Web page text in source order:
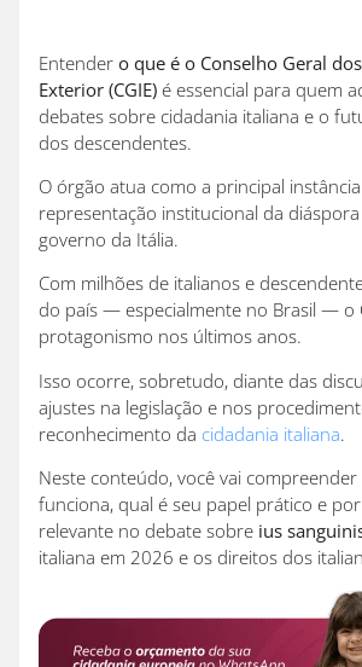
Entender o que é o Conselho Geral
Exterior (CGIE) é essencial para quem
debates sobre cidadania italiana e o
dos descendentes.
O órgão atua como a principal
representação institucional da
governo da Itália.
Com milhões de italianos e
do país — especialmente no Brasil — o
protagonismo nos últimos anos.
Isso ocorre, sobretudo, diante das
ajustes na legislação e nos
reconhecimento da cidadania italiana.
Neste conteúdo, você vai compreender
funciona, qual é seu papel prático e
relevante no debate sobre ius
italiana em 2026 e os direitos dos